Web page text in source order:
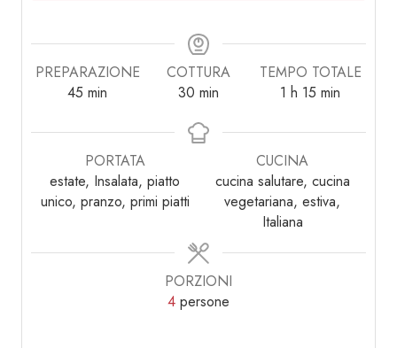
PREPARAZIONE
45minuti
min
COTTURA
30 minuti
min
TEMPO TOTALE
1 ora
h 15 minuti
min
PORTATA
estate, Insalata, piatto
unico, pranzo, primi piatti
CUCINA
cucina salutare, cucina
vegetariana, estiva,
Italiana
PORZIONI
4 persone